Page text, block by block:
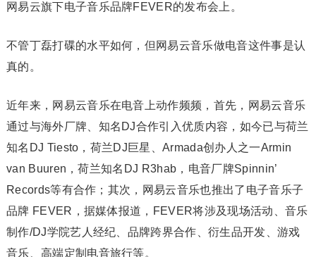
网易云旗下电子音乐品牌FEVER的发布会上。
不管丁磊打碟的水平如何，但网易云音乐做电音这件事是认
真的。
近年来，网易云音乐在电音上动作频频，首先，网易云音乐
通过与海外厂牌、知名DJ合作引入优质内容，如今已与荷兰
知名DJ Tiesto，荷兰DJ巨星、Armada创办人之一Armin
van Buuren，荷兰知名DJ R3hab，电音厂牌Spinnin’
Records等有合作；其次，网易云音乐也推出了电子音乐子
品牌 FEVER，据媒体报道，FEVER将涉及现场活动、音乐
制作/DJ学院艺人经纪、品牌跨界合作、衍生品开发、游戏
音乐、高端定制电音旅行等。